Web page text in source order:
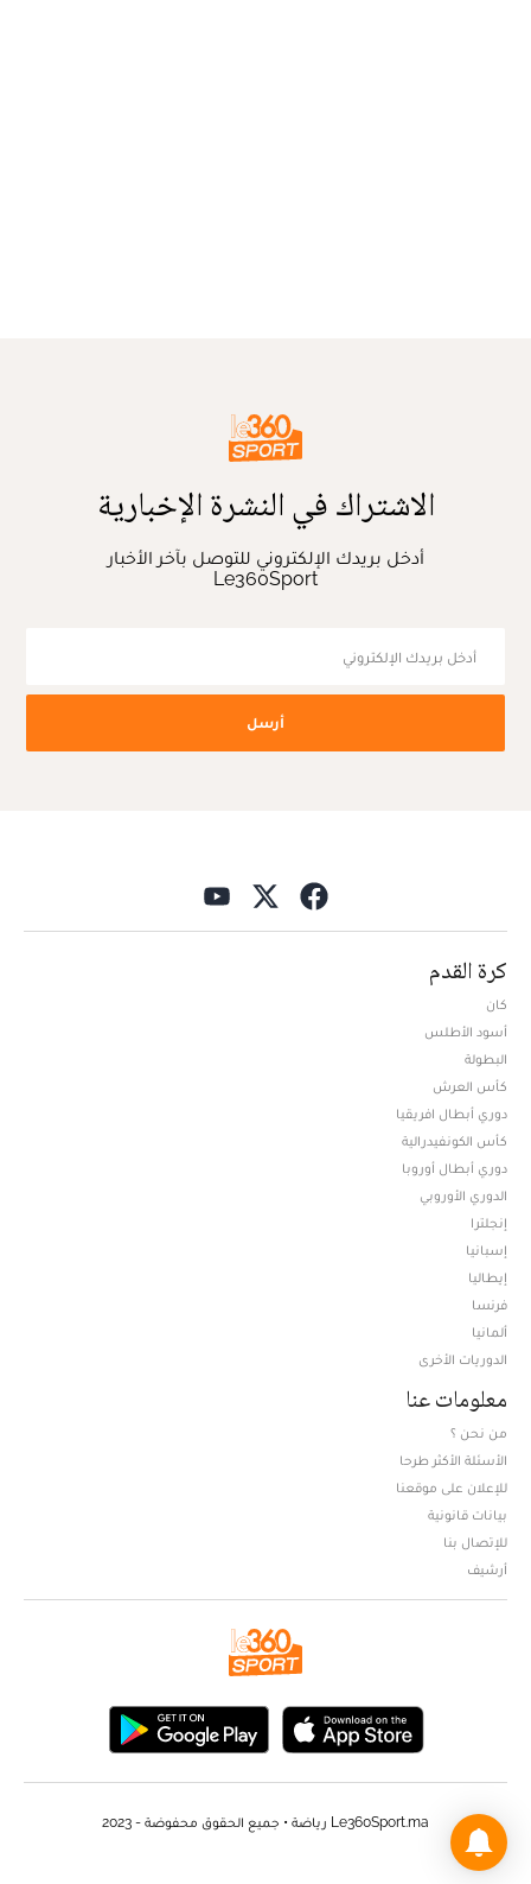
الاشتراك في النشرة الإخبارية
أدخل بريدك الإلكتروني للتوصل بآخر الأخبار
Le360Sport
أرسل
كرة القدم
كان
أسود الأطلس
البطولة
كأس العرش
دوري أبطال افريقيا
كأس الكونفيدرالية
دوري أبطال أوروبا
الدوري الأوروبي
إنجلترا
إسبانيا
إيطاليا
فرنسا
ألمانيا
الدوريات الأخرى
معلومات عنا
من نحن ؟
الأسئلة الأكثر طرحا
للإعلان على موقعنا
بيانات قانونية
للإتصال بنا
أرشيف
Le360Sport.ma رياضة • جميع الحقوق محفوضة - 2023